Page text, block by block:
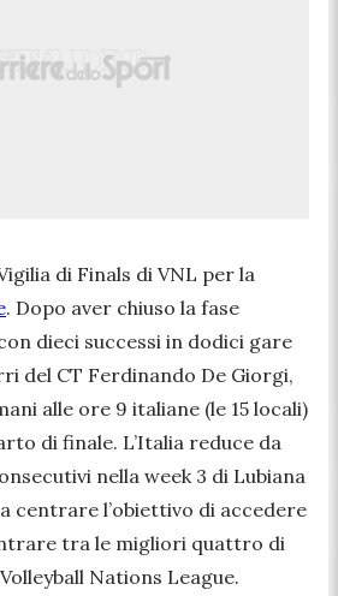
di Finals di VNL per la
. Dopo aver chiuso la fase
dieci successi in dodici gare
del CT Ferdinando De Giorgi,
alle ore 9 italiane (le 15 locali)
di finale. L’Italia reduce da
nella week 3 di Lubiana
centrare l’obiettivo di accedere
tra le migliori quattro di
Nations League.